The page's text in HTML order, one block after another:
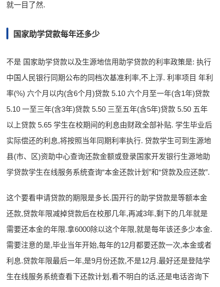
就一目了然.
国家助学贷款每年还多少
不是 国家助学贷款以及生源地信用助学贷款的利率政策是: 执行
中国人民银行同期公布的同档次基准利率,不上浮. 利率项目 年利
率(%) 六个月以内(含6个月)贷款 5.10 六个月至一年(含1年)贷款
5.10 一至三年(含3年)贷款 5.50 三至五年(含5年)贷款 5.50 五年
以上贷款 5.65 学生在校期间的利息由财政全部补贴. 学生毕业后
实际偿还的利息,将按照当年同期利率执行. 贷款学生可到生源地
县(市、区)资助中心查询还款金额或登录国家开发银行生源地助
学贷款学生在线服务系统查询“本金还款计划”和“贷款及应还款”.
这个要看申请贷款的期限是多长.国开行的助学贷款是等额本金
还款,贷款年限减掉贷款后在校那几年,再减3年,剩下的几年就是
需要还本金的年限.拿6000除以这个年限,就是每年该还多少本金.
需要注意的是,毕业当年开始,每年的12月都要还款一次,本金或者
利息.贷款年限最后一年,是9月份还款,不是12月.最好还是登陆学
生在线服务系统查看下还款计划,看不明白的话,还是电话咨询下